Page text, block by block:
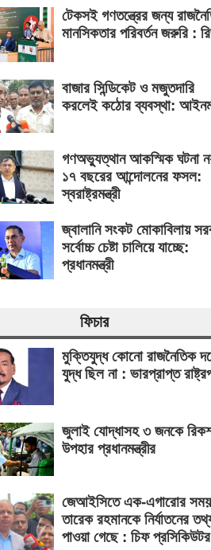
টেকসই গণতন্ত্রের জন্য
মানসিকতার পরিবর্তন জরুরি :
বাজার সিন্ডিকেট ও মজুতদারি
করলেই কঠোর ব্যবস্থা:
গণঅভ্যুত্থান আকস্মিক ঘটনা
১৭ বছরের আন্দোলনের ফসল:
স্বরাষ্ট্রমন্ত্রী
জ্বালানি সংকট মোকাবিলায়
সর্বোচ্চ চেষ্টা চালিয়ে যাচ্ছে:
প্রধানমন্ত্রী
ফিচার
মুক্তিযুদ্ধ কোনো রাজনৈতিক
যুদ্ধ ছিল না : ভারপ্রাপ্ত
জুলাই যোদ্ধাসহ ৩ জনকে
উপহার প্রধানমন্ত্রীর
জেআইসিতে এক-এগারোর সময়
তারেক রহমানকে নির্যাতনের
পাওয়া গেছে : চিফ প্রসিকিউটর